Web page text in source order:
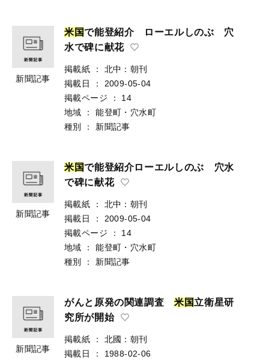
新聞記事
米 国で能登紹介 ローエルしのぶ 穴
水で碑に献花
掲載紙 ：
北中：朝刊
掲載日
：
2009-05-04
掲載ページ
：
14
地域
：
能登町・穴水町
種別
： 新聞記事
新聞記事
米 国で能登紹介ローエルしのぶ 穴水
で碑に献花
掲載紙 ：
北中：朝刊
掲載日
：
2009-05-04
掲載ページ
：
14
地域
：
能登町・穴水町
種別
： 新聞記事
新聞記事
がんと原発の関連調査米 国立衛星研
究所が開始
掲載紙 ：
北國：朝刊
掲載日
：
1988-02-06